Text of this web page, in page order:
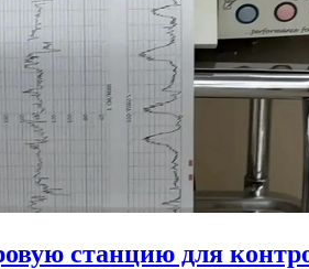
станцию для